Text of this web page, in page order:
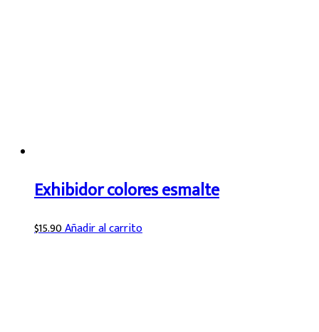
Exhibidor colores esmalte
$15.90Añadir al carrito